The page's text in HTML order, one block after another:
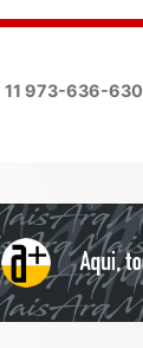
11 973-636-630